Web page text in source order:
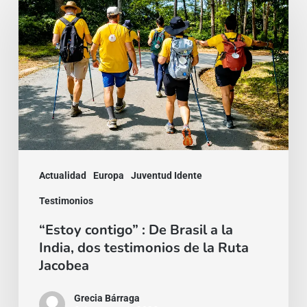
Actualidad Europa Juventud Idente
Testimonios
contigo”
:
De
Brasil
a
la
India,
Ruta
Jacobea
“Estoy contigo” : De Brasil a la
India, dos testimonios de la Ruta
Jacobea
Grecia Bárraga